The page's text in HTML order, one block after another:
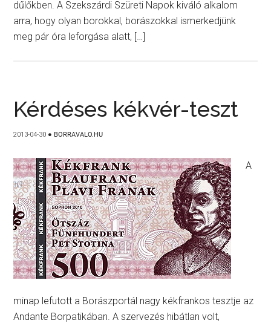
dűlőkben. A Szekszárdi Szüreti Napok kiváló alkalom
arra, hogy olyan borokkal, borászokkal ismerkedjünk
meg pár óra leforgása alatt, […]
Kérdéses kékvér-teszt
2013-04-30 ● BORRAVALO.HU
A
minap lefutott a Borászportál nagy kékfrankos tesztje az
Andante Borpatikában. A szervezés hibátlan volt,